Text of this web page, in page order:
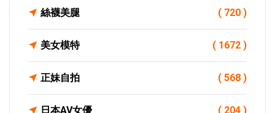
絲襪美腿 ( 720 )
美女模特 ( 1672 )
正妹自拍 ( 568 )
日本AV女優 ( 204 )